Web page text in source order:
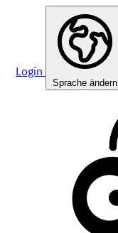
Login
Sprache ändern